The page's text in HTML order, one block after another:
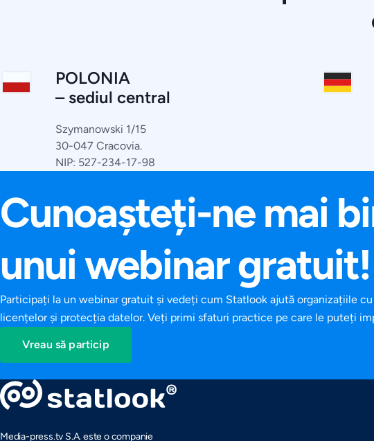
POLONIA
– sediul central
Szymanowski 1/15
30-047 Cracovia.
NIP: 527-234-17-98
Cunoașteți-ne mai
unui webinar gratuit!
Participați la un webinar gratuit și vedeți cum Statlook ajută organizațiile
licențelor și protecția datelor. Veți primi sfaturi practice pe care le puteți
Vreau să particip
Media-press.tv S.A. este o companie